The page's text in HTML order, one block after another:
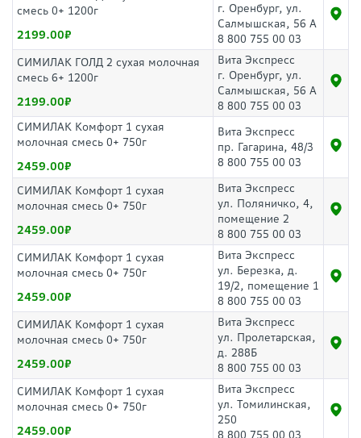
смесь 0+ 1200г
2199.00
г. Оренбург, ул.
Салмышская, 56 А
8 800 755 00 03
СИМИЛАК ГОЛД 2 сухая молочная
смесь 6+ 1200г
2199.00
Вита Экспресс
г. Оренбург, ул.
Салмышская, 56 А
8 800 755 00 03
СИМИЛАК Комфорт 1 сухая
молочная смесь 0+ 750г
2459.00
Вита Экспресс
пр. Гагарина, 48/3
8 800 755 00 03
СИМИЛАК Комфорт 1 сухая
молочная смесь 0+ 750г
2459.00
Вита Экспресс
ул. Поляничко, 4,
помещение 2
8 800 755 00 03
СИМИЛАК Комфорт 1 сухая
молочная смесь 0+ 750г
2459.00
Вита Экспресс
ул. Березка, д.
19/2, помещение 1
8 800 755 00 03
СИМИЛАК Комфорт 1 сухая
молочная смесь 0+ 750г
2459.00
Вита Экспресс
ул. Пролетарская,
д. 288Б
8 800 755 00 03
СИМИЛАК Комфорт 1 сухая
молочная смесь 0+ 750г
2459.00
Вита Экспресс
ул. Томилинская,
250
8 800 755 00 03